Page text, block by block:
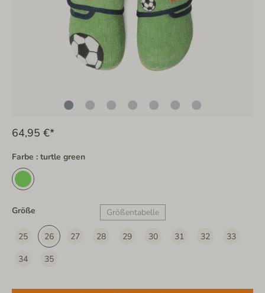
64,95 €*
Farbe : turtle green
Größe Größentabelle
25 26 27 28 29 30 31 32
33
34
35